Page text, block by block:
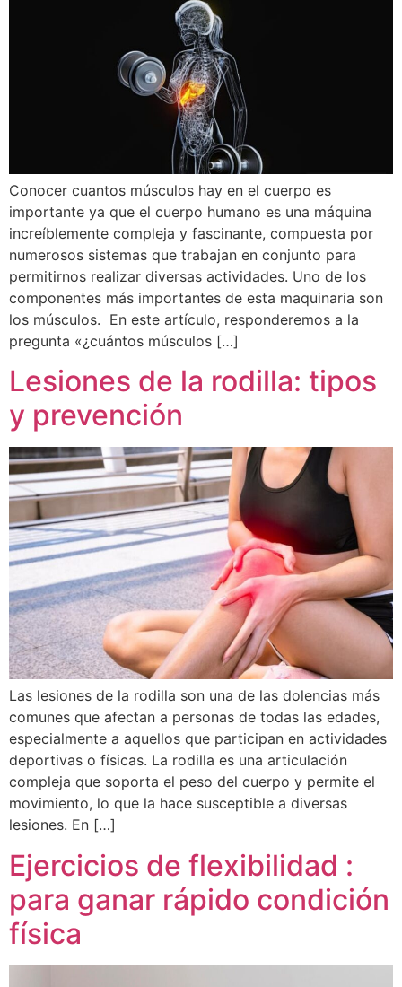
Conocer cuantos músculos hay en el cuerpo es
importante ya que el cuerpo humano es una máquina
increíblemente compleja y fascinante, compuesta por
numerosos sistemas que trabajan en conjunto para
permitirnos realizar diversas actividades. Uno de los
componentes más importantes de esta maquinaria son
los músculos. En este artículo, responderemos a la
pregunta «¿cuántos músculos […]
Lesiones de la rodilla: tipos
y prevención
Las lesiones de la rodilla son una de las dolencias más
comunes que afectan a personas de todas las edades,
especialmente a aquellos que participan en actividades
deportivas o físicas. La rodilla es una articulación
compleja que soporta el peso del cuerpo y permite el
movimiento, lo que la hace susceptible a diversas
lesiones. En […]
Ejercicios de flexibilidad :
para ganar rápido condición
física